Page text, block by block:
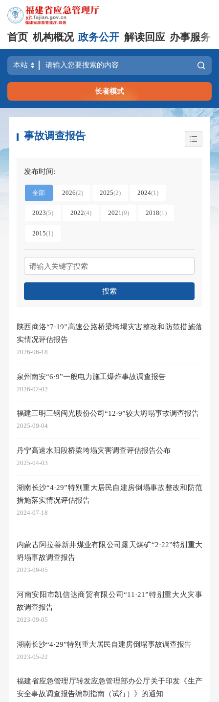
首页 机构概况 政务公开 解读回应 办事服务
长者模式
事故调查报告
发布时间:
全部 2026(2) 2025(2) 2024(1 )
2023(5) 2022(4) 2021(9) 2018(1)
2015(1)
搜索
陕西商洛“7·19”高速公路桥梁垮塌灾害整改和防范措施落
实情况评估报告
2026-06-18
泉州南安“6·9”一般电力施工爆炸事故调查报告
2026-02-02
福建三明三钢闽光股份公司“12·9”较大坍塌事故调查报告
2025-09-04
丹宁高速水阳段桥梁垮塌灾害调查评估报告公布
2025-04-03
湖南长沙“4·29”特别重大居民自建房倒塌事故整改和防范
措施落实情况评估报告
2024-07-18
内蒙古阿拉善新井煤业有限公司露天煤矿“2·22”特别重大
坍塌事故调查报告
2023-09-05
河南安阳市凯信达商贸有限公司“11·21”特别重大火灾事
故调查报告
2023-09-05
湖南长沙“4·29”特别重大居民自建房倒塌事故调查报告
2023-05-22
福建省应急管理厅转发应急管理部办公厅关于印发《生产
安全事故调查报告编制指南（试行）》的通知